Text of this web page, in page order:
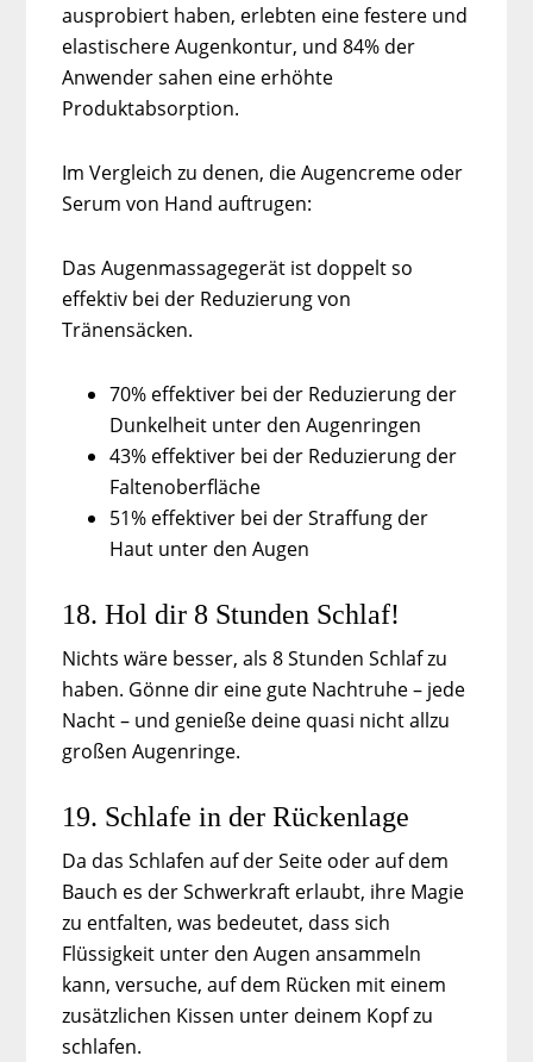
ausprobiert haben, erlebten eine festere und
elastischere Augenkontur, und 84% der
Anwender sahen eine erhöhte
Produktabsorption.
Im Vergleich zu denen, die Augencreme oder
Serum von Hand auftrugen:
Das Augenmassagegerät ist doppelt so
effektiv bei der Reduzierung von
Tränensäcken.
70% effektiver bei der Reduzierung der
Dunkelheit unter den Augenringen
43% effektiver bei der Reduzierung der
Faltenoberfläche
51% effektiver bei der Straffung der
Haut unter den Augen
18. Hol dir 8 Stunden Schlaf!
Nichts wäre besser, als 8 Stunden Schlaf zu
haben. Gönne dir eine gute Nachtruhe – jede
Nacht – und genieße deine quasi nicht allzu
großen Augenringe.
19. Schlafe in der Rückenlage
Da das Schlafen auf der Seite oder auf dem
Bauch es der Schwerkraft erlaubt, ihre Magie
zu entfalten, was bedeutet, dass sich
Flüssigkeit unter den Augen ansammeln
kann, versuche, auf dem Rücken mit einem
zusätzlichen Kissen unter deinem Kopf zu
schlafen.